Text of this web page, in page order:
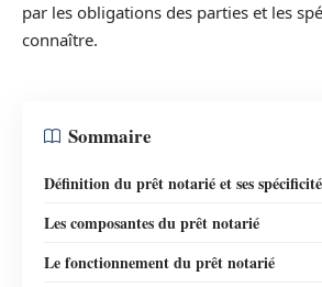
par les obligations des parties et les
connaître.
Sommaire
Définition du prêt notarié et ses
Les composantes du prêt notarié
Le fonctionnement du prêt notarié